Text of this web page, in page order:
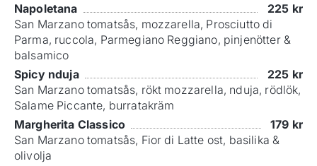
Napoletana 225 kr
San Marzano tomatsås, mozzarella, Prosciutto di
Parma, ruccola, Parmegiano Reggiano, pinjenötter &
balsamico
Spicy nduja
225 kr
San Marzano tomatsås, rökt mozzarella, nduja, rödlök,
Salame Piccante, burratakräm
Margherita Classico
179 kr
San Marzano tomatsås, Fior di Latte ost, basilika &
olivolja